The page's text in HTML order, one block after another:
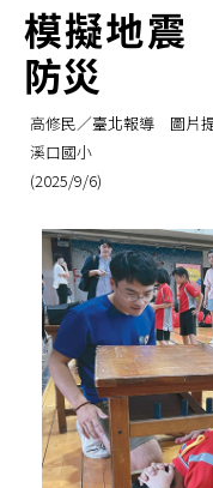
模擬地震
防災
高修民／臺北報導 圖片
溪口國小
(2025/9/6)